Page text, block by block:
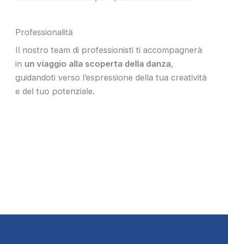
Professionalità
Il nostro team di professionisti ti accompagnerà
in un viaggio alla scoperta della danza,
guidandoti verso l’espressione della tua creatività
e del tuo potenziale.